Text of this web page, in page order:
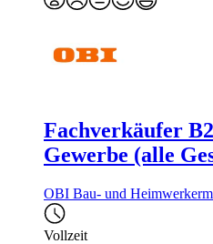
Fachverkäufer
Gewerbe (alle
OBI Bau- und
Vollzeit